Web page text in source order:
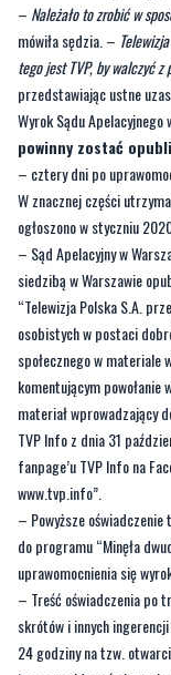
– Należało to zrobić w
mówiła sędzia. –
tego jest TVP, by walczyć
przedstawiając ustne
Wyrok Sądu Apelacyjnego
powinny zostać
– cztery dni po
W znacznej części
ogłoszono w styczniu
– Sąd Apelacyjny w
siedzibą w Warszawie
“Telewizja Polska S.A.
osobistych w postaci
społecznego w materiale
komentującym powołanie
materiał wprowadzający
TVP Info z dnia 31
fanpage’u TVP Info na
www.tvp.info”.
– Powyższe
do programu “Minęła
uprawomocnienia się
– Treść oświadczenia po
skrótów i innych
24 godziny na tzw.